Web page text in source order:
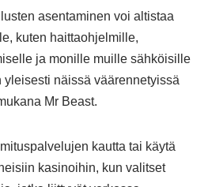
asentaminen voi altistaa
kuten haittaohjelmille,
ja monille muille sähköisille
yleisesti näissä väärennetyissä
Mr Beast.
kautta tai käytä
kasinoihin, kun valitset